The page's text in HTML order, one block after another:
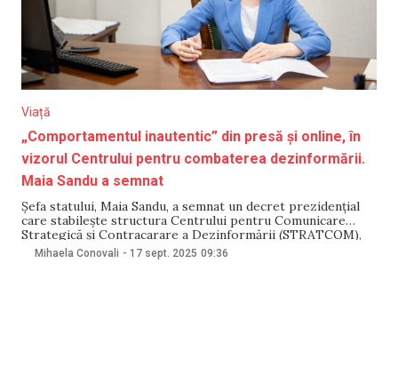
Viață
„Comportamentul inautentic” din presă și online, în
vizorul Centrului pentru combaterea dezinformării.
Maia Sandu a semnat
Șefa statului, Maia Sandu, a semnat un decret prezidențial
care stabilește structura Centrului pentru Comunicare
Strategică și Contracarare a Dezinformării (STRATCOM),
instituție care, în luna august, a trecut din subordinea
Parlamentului în cea a Președinției. Potrivit documentului, în
Mihaela Conovali - 17 sept. 2025 09:36